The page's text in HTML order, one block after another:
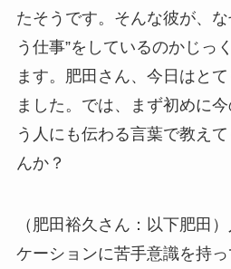
たそうです。そんな彼が、
う仕事”をしているのかじっ
ます。肥田さん、今日はと
ました。では、まず初めに
う人にも伝わる言葉で教え
んか？
（肥田裕久さん：以下肥田
ケーションに苦手意識を持っ